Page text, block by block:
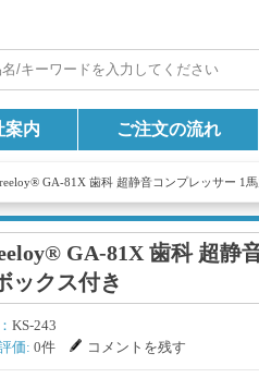
案内 ご注文の流れ
GA-81X 歯科 超静音コンプレッサー 1
GA-81X 歯科 超静
ックス付き
KS-243
価: 0件 コメントを残す